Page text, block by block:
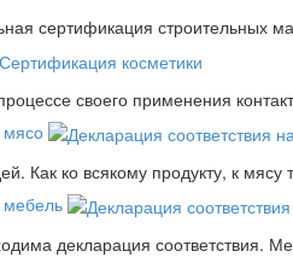
сертификация строительных
своего применения
мясо
Как ко всякому продукту, к мясу
мебель
декларация соответствия.